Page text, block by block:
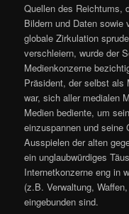
Quellen des Reichtums,
Bildern und Daten sowie
globale Zirkulation
verschleiern, wurde der
Medienkonzerne
Präsident, der selbst als
war, sich aller medialen
Medien bediente, um
einzuspannen und seine
Ausspielen der alten
ein unglaubwürdiges
Internetkonzerne eng in
(z.B. Verwaltung,
eingebunden sind.